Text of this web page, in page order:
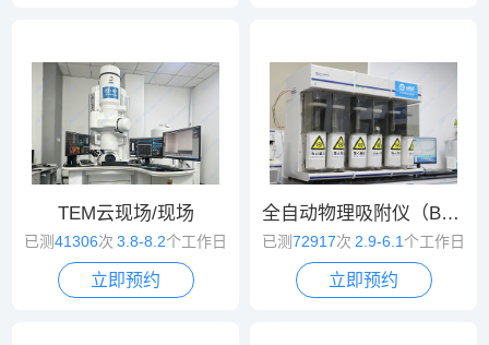
TEM云现场/现场
已测41306次 3.8-8.2个工作日
立即预约
全自动物理吸附仪（BET）
已测72917次 2.9-6.1 个工作日
立即预约